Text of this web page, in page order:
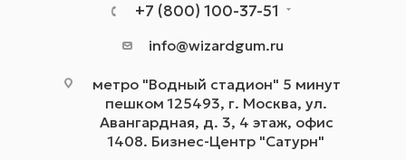
+7 (800) 100-37-51
info@wizardgum.ru
метро "Водный стадион" 5 минут
пешком 125493, г. Москва, ул.
Авангардная, д. 3, 4 этаж, офис
1408. Бизнес-Центр "Сатурн"